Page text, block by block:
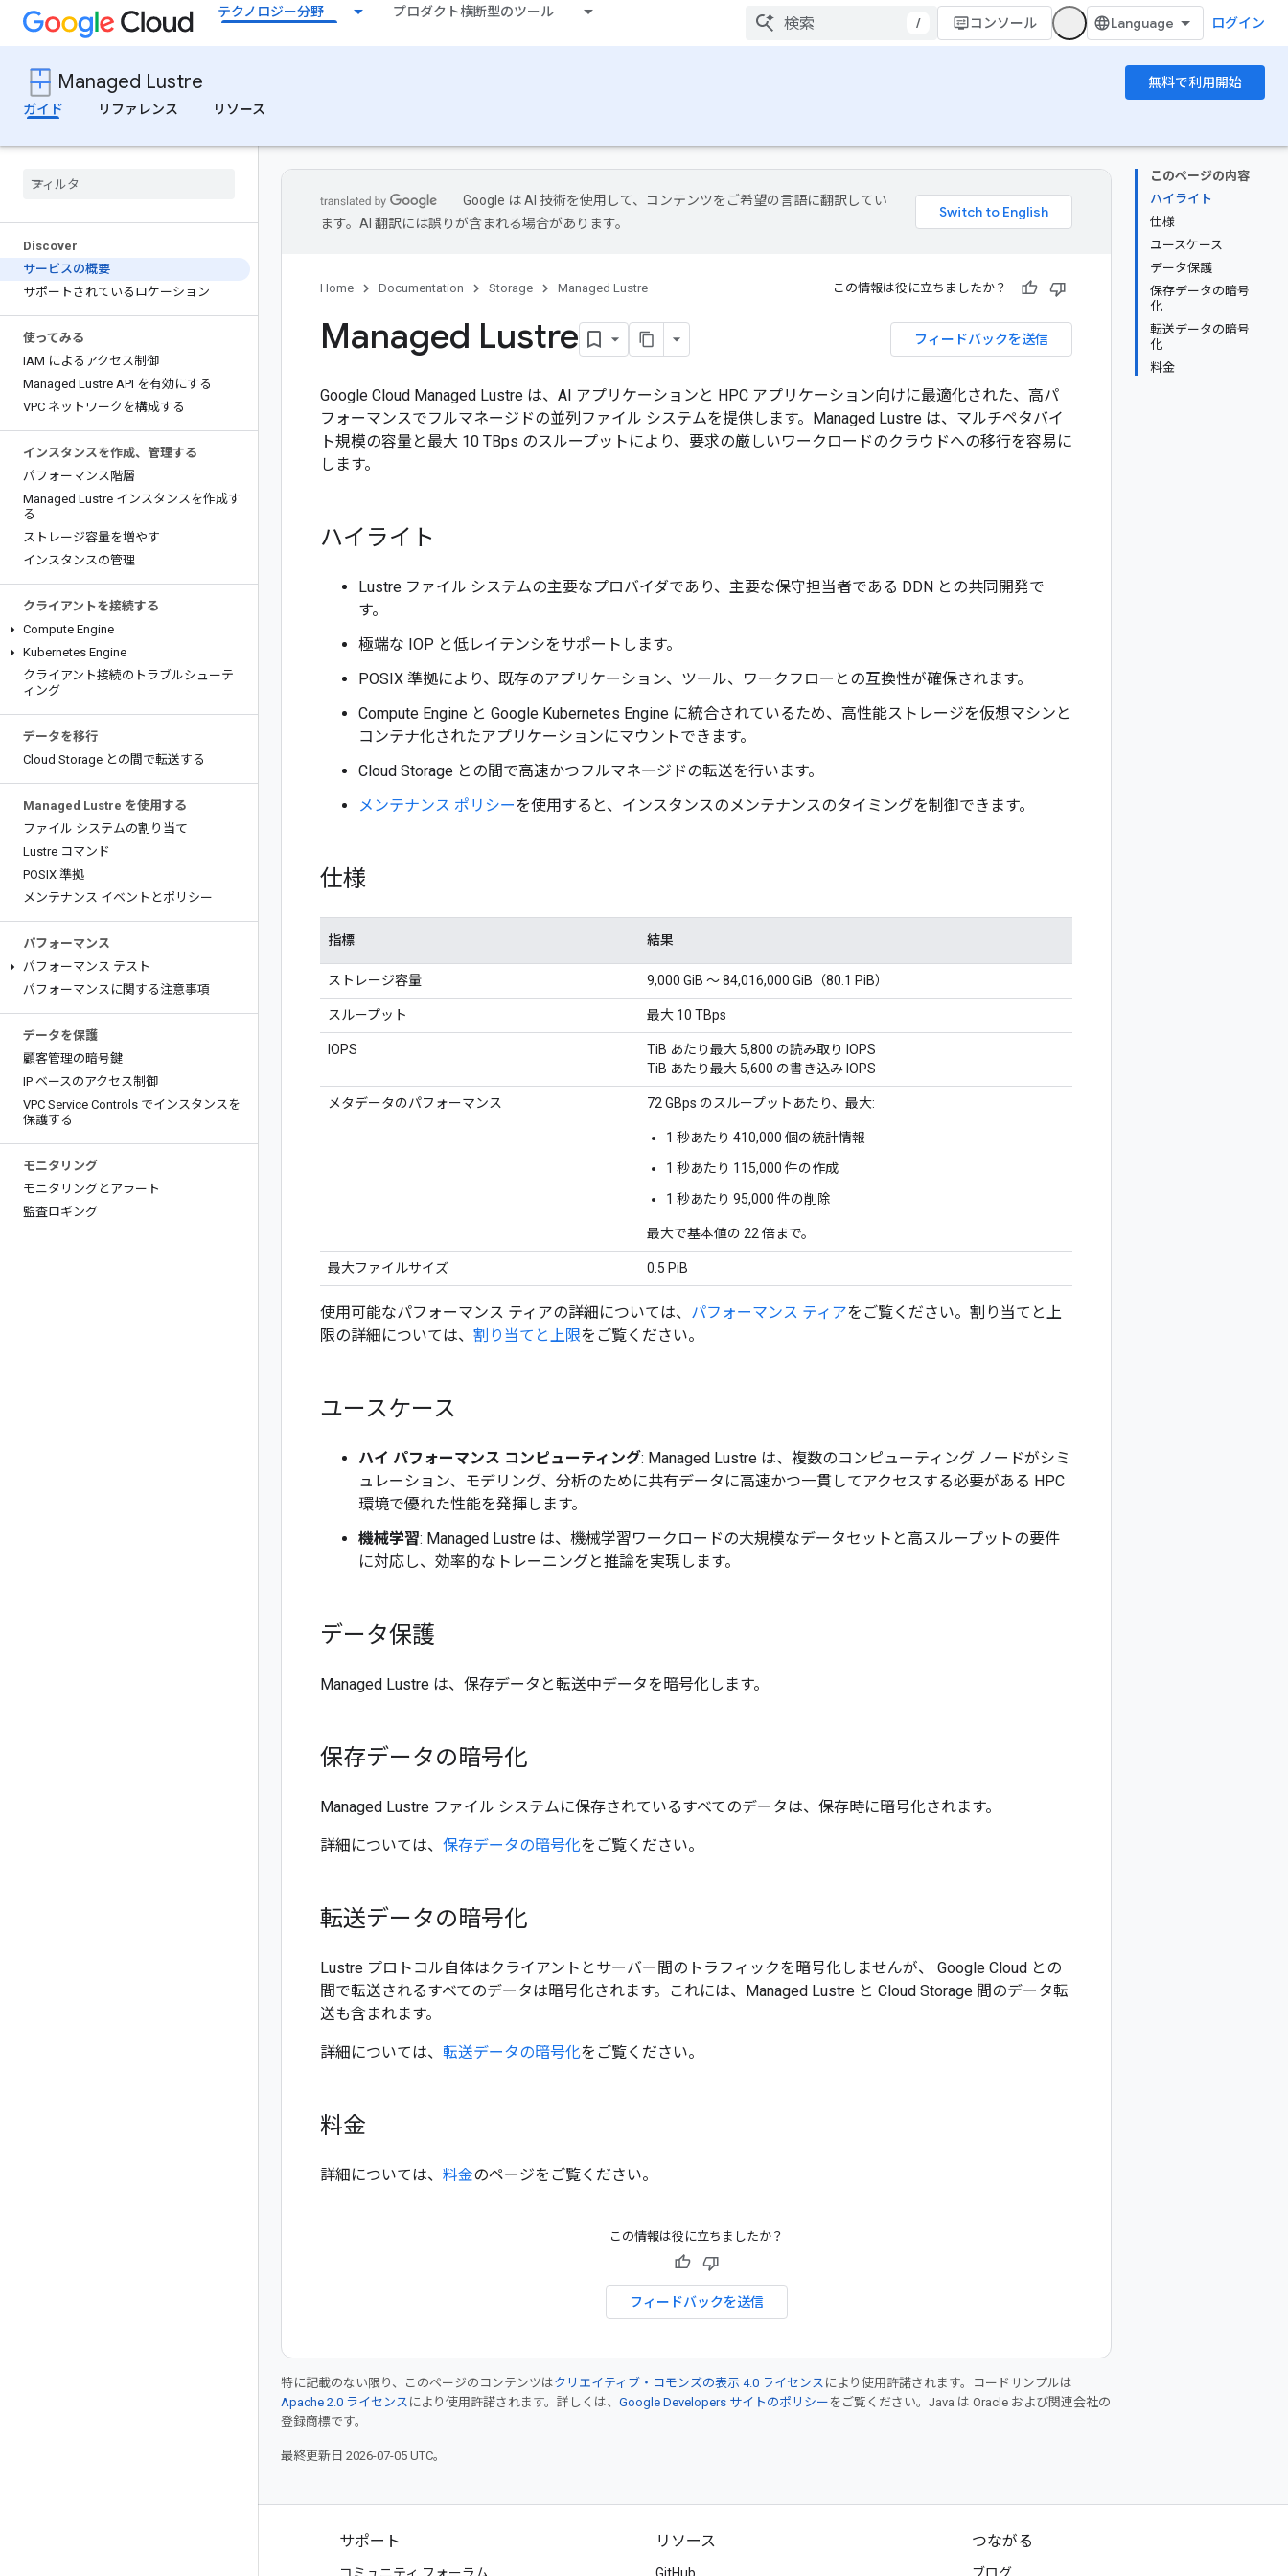
テクノロジー分野 プロダクト横断型のツール
/ コンソール ログイン
Managed Lustre
無料で利用開始
ガイド
リファレンス リソース
Discover
サービスの概要
サポートされているロケーション
使ってみる
IAM によるアクセス制御
Managed Lustre API を有効にする
VPC ネットワークを構成する
インスタンスを作成、管理する
パフォーマンス階層
Managed Lustre インスタンスを作成す
る
ストレージ容量を増やす
インスタンスの管理
クライアントを接続する
Compute Engine
Kubernetes Engine
クライアント接続のトラブルシューテ
ィング
データを移行
Cloud Storage との間で転送する
Managed Lustre を使用する
ファイル システムの割り当て
Lustre コマンド
POSIX 準拠
メンテナンス イベントとポリシー
パフォーマンス
パフォーマンス テスト
パフォーマンスに関する注意事項
データを保護
顧客管理の暗号鍵
IP ベースのアクセス制御
VPC Service Controls でインスタンスを
保護する
モニタリング
モニタリングとアラート
監査ロギング
このページの内容
ハイライト
仕様
ユースケース
データ保護
保存データの暗号
化
転送データの暗号
化
料金
Google は AI 技術を使用して、コンテンツをご希望の言語に翻訳してい
ます。AI 翻訳には誤りが含まれる場合があります。
Home Documentation Storage Managed Lustre この情報は役に立ちましたか？
フィードバックを送信
Managed Lustre
Google Cloud Managed Lustre は、AI アプリケーションと HPC アプリケーション向けに最適化された、高パ
フォーマンスでフルマネージドの並列ファイル システムを提供します。Managed Lustre は、マルチペタバイ
ト規模の容量と最大 10 TBps のスループットにより、要求の厳しいワークロードのクラウドへの移行を容易に
します。
ハイライト
Lustre ファイル システムの主要なプロバイダであり、主要な保守担当者である DDN との共同開発で
す。
極端な IOP と低レイテンシをサポートします。
POSIX 準拠により、既存のアプリケーション、ツール、ワークフローとの互換性が確保されます。
Compute Engine と Google Kubernetes Engine に統合されているため、高性能ストレージを仮想マシンと
コンテナ化されたアプリケーションにマウントできます。
Cloud Storage との間で高速かつフルマネージドの転送を行います。
メンテナンス ポリシーを使用すると、インスタンスのメンテナンスのタイミングを制御できます。
仕様
指標 結果
ストレージ容量 9,000 GiB ～ 84,016,000 GiB（80.1 PiB）
スループット 最大 10 TBps
IOPS
TiB あたり最大 5,800 の読み取り IOPS
TiB あたり最大 5,600 の書き込み IOPS
メタデータのパフォーマンス 72 GBps のスループットあたり、最大:
1 秒あたり 410,000 個の統計情報
1 秒あたり 115,000 件の作成
1 秒あたり 95,000 件の削除
最大で基本値の 22 倍まで。
最大ファイルサイズ 0.5 PiB
使用可能なパフォーマンス ティアの詳細については、 パフォーマンス ティアをご覧ください。割り当てと上
限の詳細については、 割り当てと上限をご覧ください。
ユースケース
ハイ パフォーマンス コンピューティング: Managed Lustre は、複数のコンピューティング ノードがシミ
ュレーション、モデリング、分析のために共有データに高速かつ一貫してアクセスする必要がある HPC
環境で優れた性能を発揮します。
機械学習: Managed Lustre は、機械学習ワークロードの大規模なデータセットと高スループットの要件
に対応し、効率的なトレーニングと推論を実現します。
データ保護
Managed Lustre は、保存データと転送中データを暗号化します。
保存データの暗号化
Managed Lustre ファイル システムに保存されているすべてのデータは、保存時に暗号化されます。
詳細については、 保存データの暗号化をご覧ください。
転送データの暗号化
Lustre プロトコル自体はクライアントとサーバー間のトラフィックを暗号化しませんが、 Google Cloud との
間で転送されるすべてのデータは暗号化されます。これには、Managed Lustre と Cloud Storage 間のデータ転
送も含まれます。
詳細については、 転送データの暗号化をご覧ください。
料金
詳細については、 料金のページをご覧ください。
この情報は役に立ちましたか？
フィードバックを送信
特に記載のない限り、このページのコンテンツはクリエイティブ・コモンズの表示 4.0 ライセンス により使用許諾されます。コードサンプルは
Apache 2.0 ライセンス により使用許諾されます。詳しくは、 Google Developers サイトのポリシー をご覧ください。Java は Oracle および関連会社の
登録商標です。
最終更新日 2026-07-05 UTC。
サポート リソース つながる